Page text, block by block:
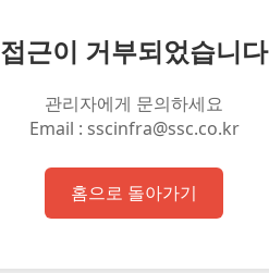
접근이 거부되었습니다
관리자에게 문의하세요
Email : sscinfra@ssc.co.kr
홈으로 돌아가기